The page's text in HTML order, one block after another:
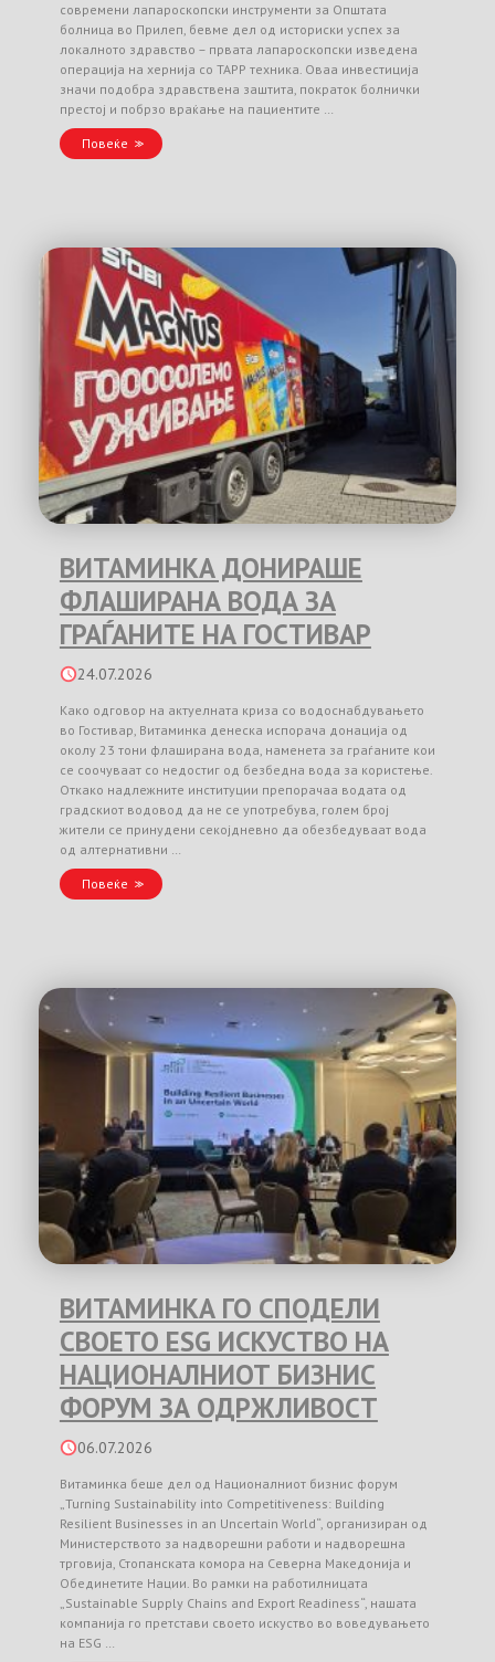
современи лапароскопски инструменти за Општата
болница во Прилеп, бевме дел од историски успех за
локалното здравство – првата лапароскопски изведена
операција на хернија со TAPP техника. Оваа инвестиција
значи подобра здравствена заштита, пократок болнички
престој и побрзо враќање на пациентите …
Повеќе
ВИТАМИНКА ДОНИРАШЕ
ФЛАШИРАНА ВОДА ЗА
ГРАЃАНИТЕ НА ГОСТИВАР
24.07.2026
Како одговор на актуелната криза со водоснабдувањето
во Гостивар, Витаминка денеска испорача донација од
околу 23 тони флаширана вода, наменета за граѓаните кои
се соочуваат со недостиг од безбедна вода за користење.
Откако надлежните институции препорачаа водата од
градскиот водовод да не се употребува, голем број
жители се принудени секојдневно да обезбедуваат вода
од алтернативни …
Повеќе
ВИТАМИНКА ГО СПОДЕЛИ
СВОЕТО ESG ИСКУСТВО НА
НАЦИОНАЛНИОТ БИЗНИС
ФОРУМ ЗА ОДРЖЛИВОСТ
06.07.2026
Витаминка беше дел од Националниот бизнис форум
„Turning Sustainability into Competitiveness: Building
Resilient Businesses in an Uncertain World“, организиран од
Министерството за надворешни работи и надворешна
трговија, Стопанската комора на Северна Македонија и
Обединетите Нации. Во рамки на работилницата
„Sustainable Supply Chains and Export Readiness“, нашата
компанија го претстави своето искуство во воведувањето
на ESG …